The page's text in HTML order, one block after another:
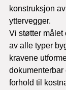
konstruksjon
yttervegger.
Vi støtter målet
av alle typer
kravene
forhold til